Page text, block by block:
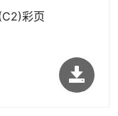
彩页